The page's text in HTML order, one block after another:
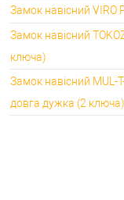
Замок навісний VIRO
Замок навісний
ключа)
Замок навісний MUL-
довга дужка (2 ключа)